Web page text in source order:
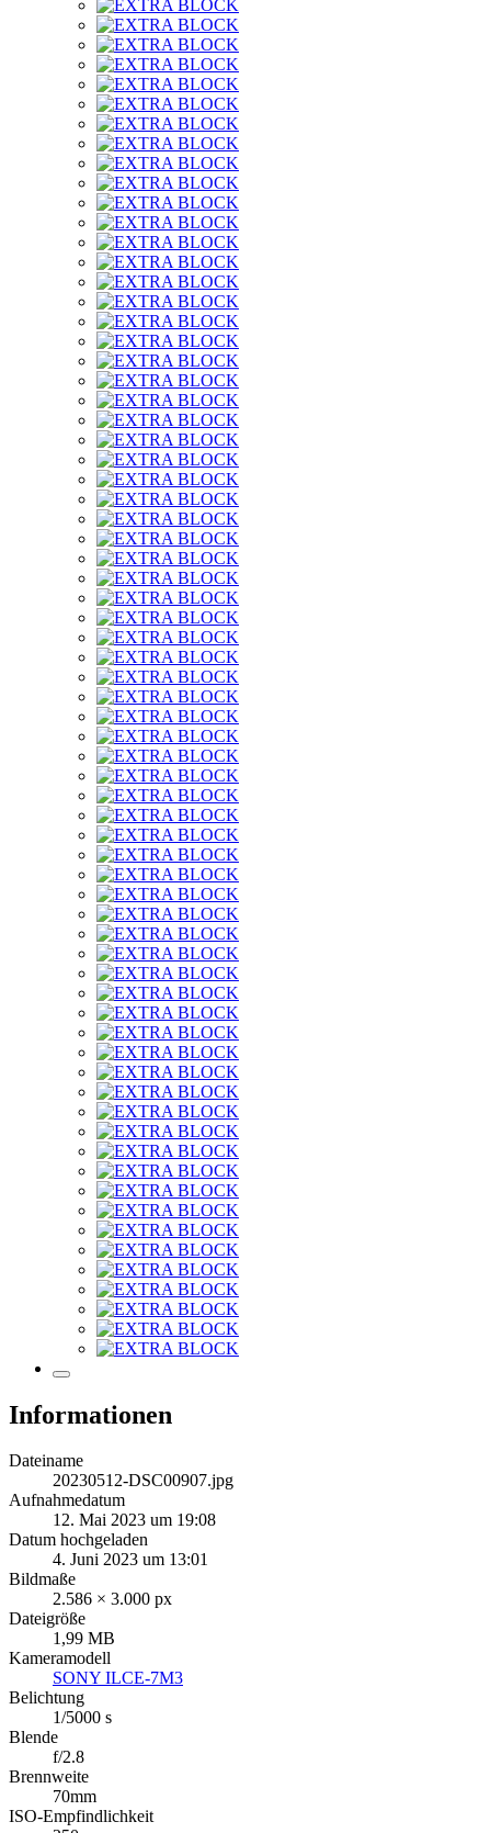
Informationen
Dateiname
20230512-DSC00907.jpg
Aufnahmedatum
12. Mai 2023 um 19:08
Datum hochgeladen
4. Juni 2023 um 13:01
Bildmaße
2.586 × 3.000 px
Dateigröße
1,99 MB
Kameramodell
SONY ILCE-7M3
Belichtung
1/5000 s
Blende
f/2.8
Brennweite
70mm
ISO-Empfindlichkeit